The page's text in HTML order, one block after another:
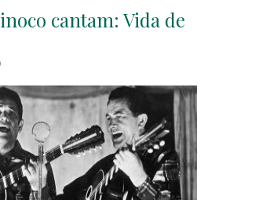
cantam: Vida de